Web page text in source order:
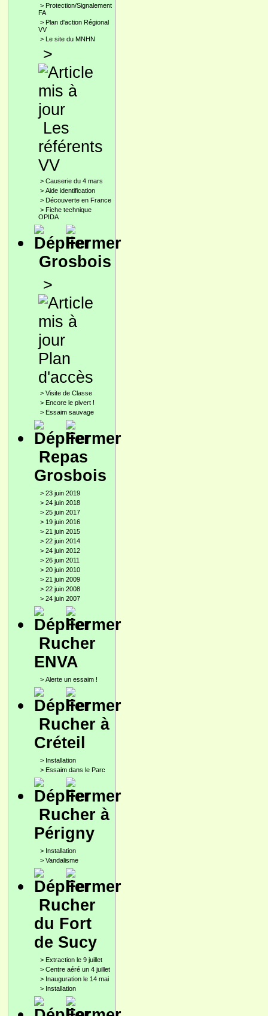
> Protection/Signalement
FA
> Plan d'action Régional
VV
> Le site du MNHN
>
Les
référents
VV
> Causerie du 4 mars
> Aide identification
> Découverte en France
> Fiche technique
OPIDA
Grosbois
>
Plan
d'accès
> Visite de Classe
> Encore le pivert !
> Essaim sauvage
Repas
Grosbois
> 23 juin 2019
> 24 juin 2018
> 25 juin 2017
> 19 juin 2016
> 21 juin 2015
> 22 juin 2014
> 24 juin 2012
> 26 juin 2011
> 20 juin 2010
> 21 juin 2009
> 22 juin 2008
> 24 juin 2007
Rucher
ENVA
> Alerte un essaim !
Rucher à
Créteil
> Installation
> Essaim dans le Parc
Rucher à
Périgny
> Installation
> Vandalisme
Rucher
du Fort
de Sucy
> Extraction le 9 juillet
> Centre aéré un 4 juillet
> Inauguration le 14 mai
> Installation